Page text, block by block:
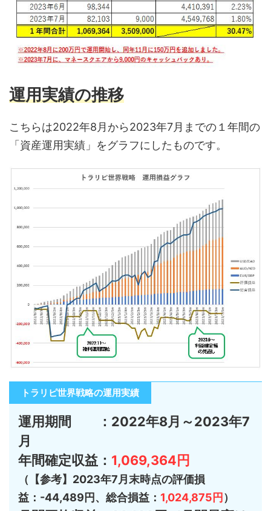
運用実績の推移
こちらは2022年8月から2023年7月までの１年間の
「資産運用実績」をグラフにしたものです。
トラリピ世界戦略の運用実績
運用期間 ：2022年8月～2023年7
月
年間確定収益： 1,069,364円
（【参考】2023年7月末時点の評価損
益：-44,489円、総合損益： 1,024,875円 ）